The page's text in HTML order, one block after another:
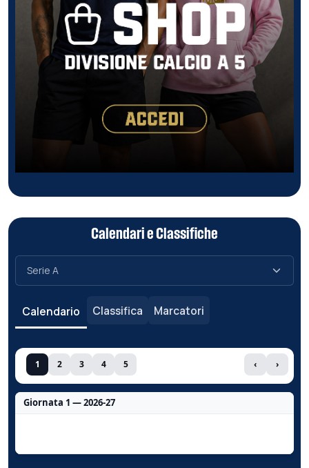
Calendari e Classifiche
Calendario Classifica Marcatori
1 2 3 4 5 ‹ ›
Giornata 1 — 2026-27